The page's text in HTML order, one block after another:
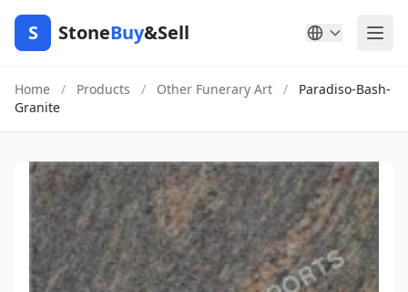
S StoneBuy&Sell
Home / Products / Other Funerary Art /
Paradiso-Bash-
Granite